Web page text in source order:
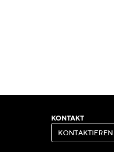
KONTAKT
KO N TA K E R E N
KONTAKTIEREN